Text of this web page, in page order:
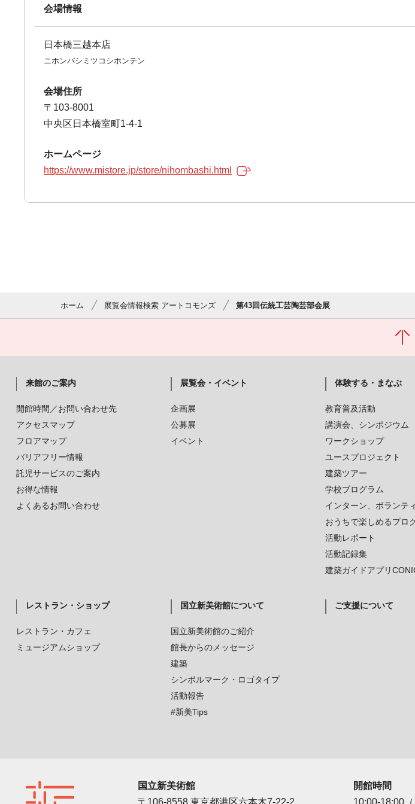
会場情報
日本橋三越本店
ニホンバシミツコシホンテン
会場住所
〒103-8001
中央区日本橋室町1-4-1
ホームページ
https://www.mistore.jp/store/nihombashi.html
ホーム 展覧会情報検索 アートコモンズ 第43回伝統工芸陶芸部会展
来館のご案内
開館時間／お問い合わせ先
アクセスマップ
フロアマップ
バリアフリー情報
託児サービスのご案内
お得な情報
よくあるお問い合わせ
展覧会・イベント
企画展
公募展
イベント
体験する・まなぶ
教育普及活動
講演会、シンポジウム
ワークショップ
ユースプロジェクト
建築ツアー
学校プログラム
インターン、ボランテ
おうちで楽しめるプロ
活動レポート
活動記録集
建築ガイドアプリ
レストラン・ショップ
レストラン・カフェ
ミュージアムショップ
国立新美術館について
国立新美術館のご紹介
館長からのメッセージ
建築
シンボルマーク・ロゴタイプ
活動報告
#新美Tips
ご支援について
国立新美術館
〒106-8558 東京都港区六本木7-22-2
開館時間
10:00-18:00